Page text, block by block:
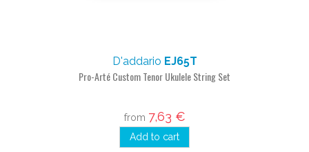
D'addario EJ65T
Pro-Arté Custom Tenor Ukulele String Set
from 7,63 €
Add to cart